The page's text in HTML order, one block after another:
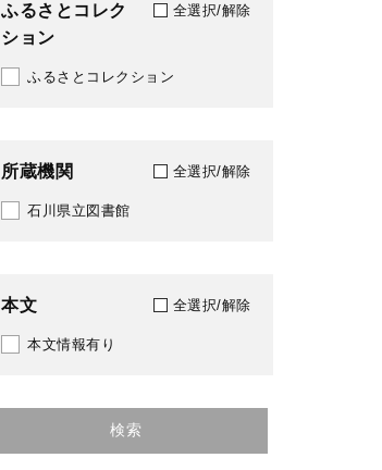
ふるさとコレク
ション
全選択/解除
ふるさとコレクション
所蔵機関 全選択/解除
石川県立図書館
本文 全選択/解除
本文情報有り
検索